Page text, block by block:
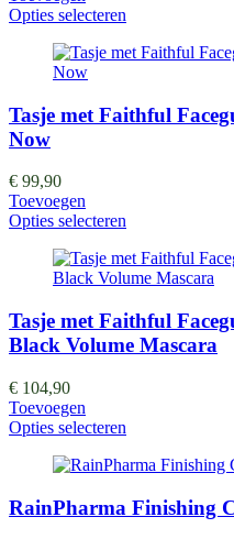
Opties selecteren
Tasje met Faithful
Now
€ 99,90
Toevoegen
Opties selecteren
Tasje met Faithful
Black Volume Mascara
€ 104,90
Toevoegen
Opties selecteren
RainPharma Finishing